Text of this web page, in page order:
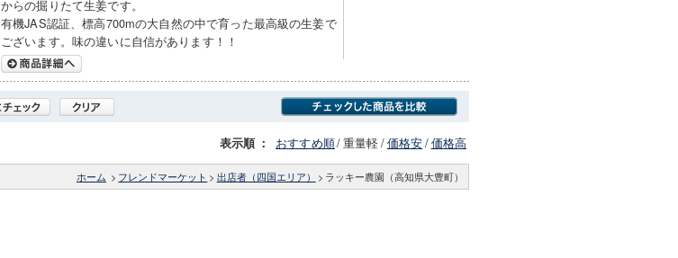
からの掘りたて生姜です。
有機JAS認証、標高700mの大自然の中で育った最高級の生姜で
ございます。味の違いに自信があります！！
表示順 ： おすすめ順/重量軽/価格安/価格高
ホーム > フレンドマーケット > 出店者（四国エリア） > ラッキー農園（高知県大豊町）